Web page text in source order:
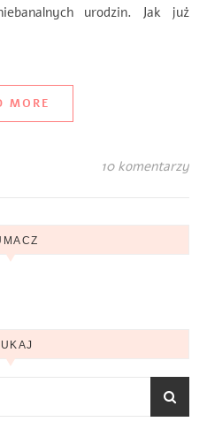
urodzin. Jak już
MORE
10 komentarzy